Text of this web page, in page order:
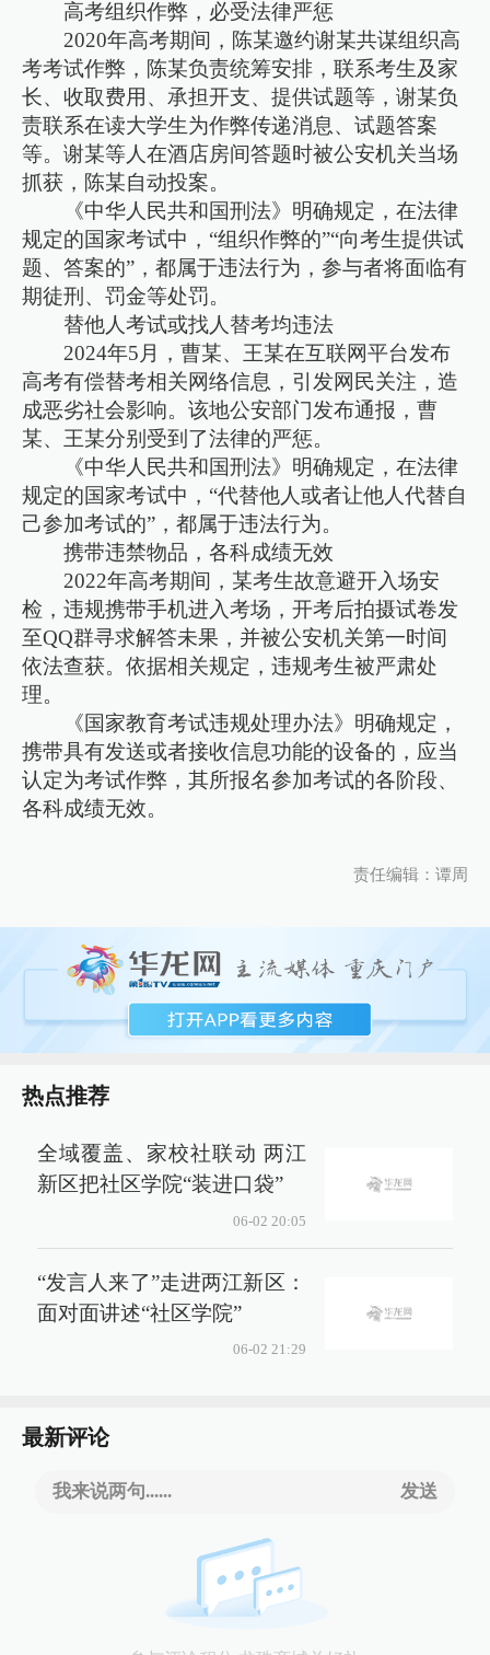
高考组织作弊，必受法律严惩
2020年高考期间，陈某邀约谢某共谋组织高
考考试作弊，陈某负责统筹安排，联系考生及家
长、收取费用、承担开支、提供试题等，谢某负
责联系在读大学生为作弊传递消息、试题答案
等。谢某等人在酒店房间答题时被公安机关当场
抓获，陈某自动投案。
《中华人民共和国刑法》明确规定，在法律
规定的国家考试中，“组织作弊的”“向考生提供试
题、答案的”，都属于违法行为，参与者将面临有
期徒刑、罚金等处罚。
替他人考试或找人替考均违法
2024年5月，曹某、王某在互联网平台发布
高考有偿替考相关网络信息，引发网民关注，造
成恶劣社会影响。该地公安部门发布通报，曹
某、王某分别受到了法律的严惩。
《中华人民共和国刑法》明确规定，在法律
规定的国家考试中，“代替他人或者让他人代替自
己参加考试的”，都属于违法行为。
携带违禁物品，各科成绩无效
2022年高考期间，某考生故意避开入场安
检，违规携带手机进入考场，开考后拍摄试卷发
至QQ群寻求解答未果，并被公安机关第一时间
依法查获。依据相关规定，违规考生被严肃处
理。
《国家教育考试违规处理办法》明确规定，
携带具有发送或者接收信息功能的设备的，应当
认定为考试作弊，其所报名参加考试的各阶段、
各科成绩无效。
责任编辑：谭周
热点推荐
全域覆盖、家校社联动 两江
新区把社区学院“装进口袋”
06-02 20:05
“发言人来了”走进两江新区：
面对面讲述“社区学院”
06-02 21:29
最新评论
我来说两句...... 发送